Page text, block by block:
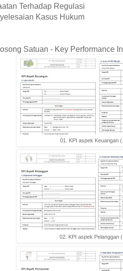
Terhadap Regulasi
Kasus Hukum
Satuan - Key Performance
01. KPI aspek Keuangan
02. KPI aspek Pelanggan